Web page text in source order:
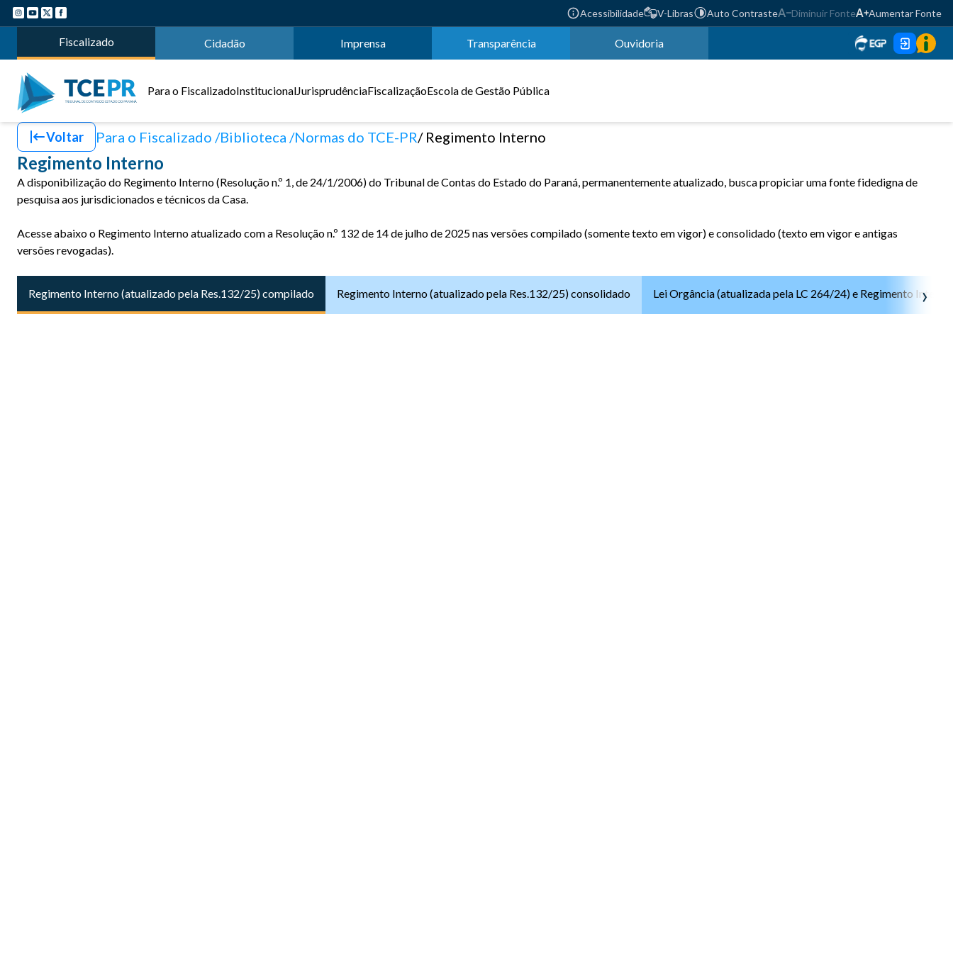
Acessibilidade V-Libras Auto Contraste Diminuir Fonte Aumentar Fonte
Fiscalizado Cidadão Imprensa Transparência Ouvidoria
Para o FiscalizadoInstitucionalJurisprudênciaFiscalizaçãoEscola de Gestão Pública
Voltar Para o Fiscalizado Biblioteca Normas do TCE-PR Regimento Interno
Regimento Interno
A disponibilização do Regimento Interno (Resolução n.º 1, de 24/1/2006) do Tribunal de Contas do Estado do Paraná, permanentemente atualizado, busca propiciar uma fonte fidedigna de
pesquisa aos jurisdicionados e técnicos da Casa.
Acesse abaixo o Regimento Interno atualizado com a Resolução n.º 132 de 14 de julho de 2025 nas versões compilado (somente texto em vigor) e consolidado (texto em vigor e antigas
versões revogadas).
Regimento Interno (atualizado pela Res.132/25) compilado Regimento Interno (atualizado pela Res.132/25) consolidado Lei Orgância (atualizada pela LC 264/24) e Regimento ›